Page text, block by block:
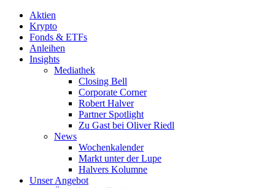
Aktien
Krypto
Fonds & ETFs
Anleihen
Insights
Mediathek
Closing Bell
Corporate Corner
Robert Halver
Partner Spotlight
Zu Gast bei Oliver Riedl
News
Wochenkalender
Markt unter der Lupe
Halvers Kolumne
Unser Angebot